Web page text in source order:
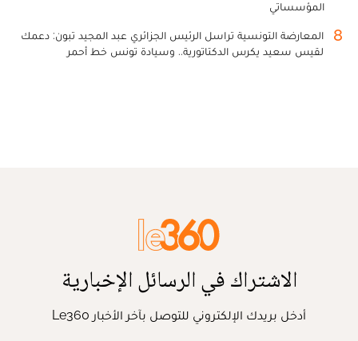
المؤسساتي
8
المعارضة التونسية تراسل الرئيس الجزائري عبد المجيد تبون: دعمك
لقيس سعيد يكرس الدكتاتورية.. وسيادة تونس خط أحمر
الاشتراك في الرسائل الإخبارية
أدخل بريدك الإلكتروني للتوصل بآخر الأخبار Le360